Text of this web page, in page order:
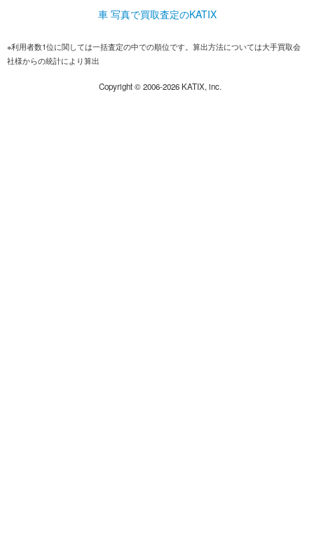
車 写真で買取査定のKATIX
※利用者数1位に関しては一括査定の中での順位です。算出方法については大手買取会
社様からの統計により算出
Copyright ©2006-2026KATIX, inc.